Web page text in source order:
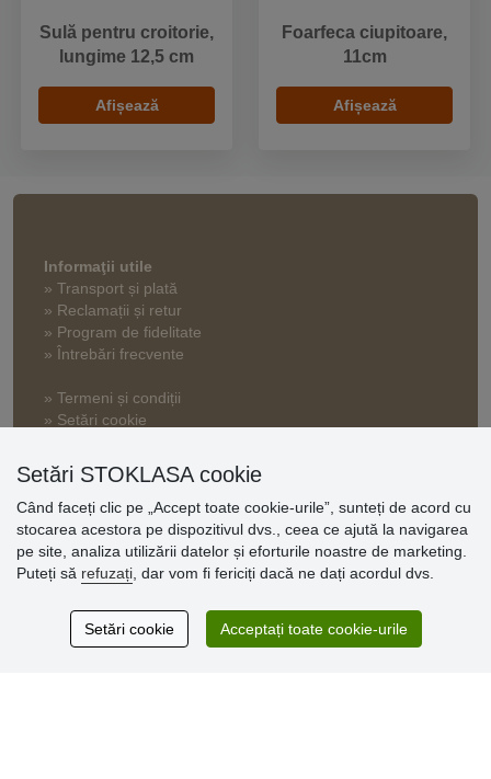
Sulă pentru croitorie,
lungime 12,5 cm
Afișează
Foarfeca ciupitoare,
11cm
Afișează
Informaţii utile
» Transport și plată
» Reclamații și retur
» Program de fidelitate
» Întrebări frecvente
» Termeni și condiții
» Setări cookie
Opinii
clienți
Excellent service
Thank you.
Setări STOKLASA cookie
Când faceți clic pe „Accept toate cookie-urile”, sunteți de acord cu
stocarea acestora pe dispozitivul dvs., ceea ce ajută la navigarea
pe site, analiza utilizării datelor și eforturile noastre de marketing.
Puteți să refuzați , dar vom fi fericiți dacă ne dați acordul dvs.
Setări cookie Acceptați toate cookie-urile